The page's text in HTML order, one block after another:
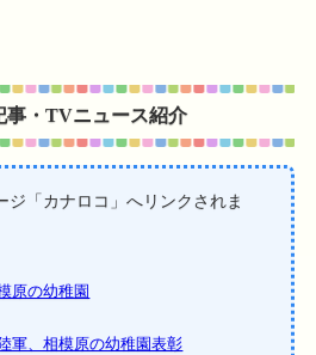
事・TVニュース紹介
ジ「カナロコ」へリンクされま
原の幼稚園
軍、相模原の幼稚園表彰